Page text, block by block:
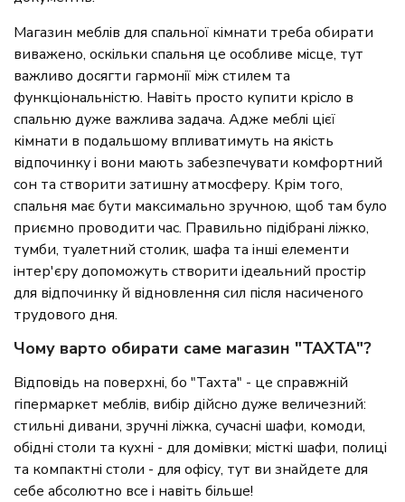
Магазин меблів для спальної кімнати треба обирати
виважено, оскільки спальня це особливе місце, тут
важливо досягти гармонії між стилем та
функціональністю. Навіть просто купити крісло в
спальню дуже важлива задача. Адже меблі цієї
кімнати в подальшому впливатимуть на якість
відпочинку і вони мають забезпечувати комфортний
сон та створити затишну атмосферу. Крім того,
спальня має бути максимально зручною, щоб там було
приємно проводити час. Правильно підібрані ліжко,
тумби, туалетний столик, шафа та інші елементи
інтер'єру допоможуть створити ідеальний простір
для відпочинку й відновлення сил після насиченого
трудового дня.
Чому варто обирати саме магазин "ТАХТА"?
Відповідь на поверхні, бо "Тахта" - це справжній
гіпермаркет меблів, вибір дійсно дуже величезний:
стильні дивани, зручні ліжка, сучасні шафи, комоди,
обідні столи та кухні - для домівки; місткі шафи, полиці
та компактні столи - для офісу, тут ви знайдете для
себе абсолютно все і навіть більше!